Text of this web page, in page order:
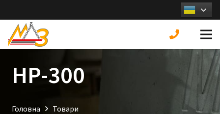
HP-300
Головна Товари